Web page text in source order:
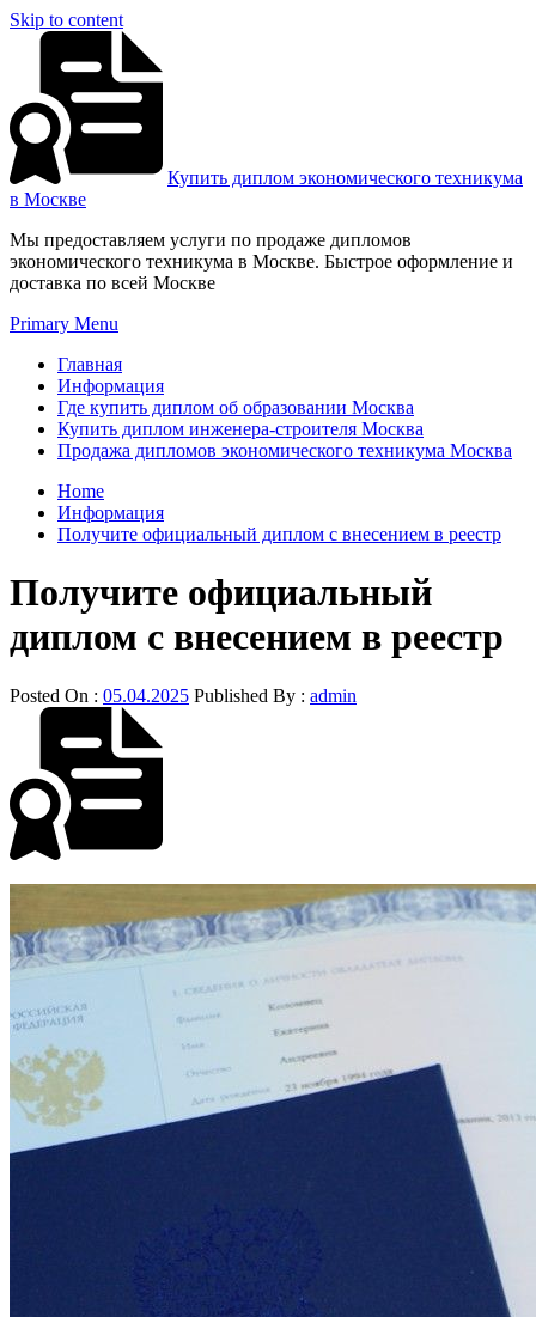
Skip to content
Купить диплом экономического техникума
в Москве
Мы предоставляем услуги по продаже дипломов
экономического техникума в Москве. Быстрое оформление и
доставка по всей Москве
Primary Menu
Главная
Информация
Где купить диплом об образовании Москва
Купить диплом инженера-строителя Москва
Продажа дипломов экономического техникума Москва
Home
Информация
Получите официальный диплом с внесением в реестр
Получите официальный
диплом с внесением в реестр
Posted On : 05.04.2025 Published By : admin